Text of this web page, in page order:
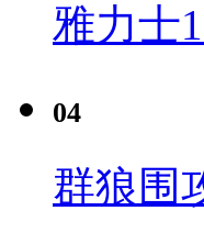
雅力士
04
群狼围